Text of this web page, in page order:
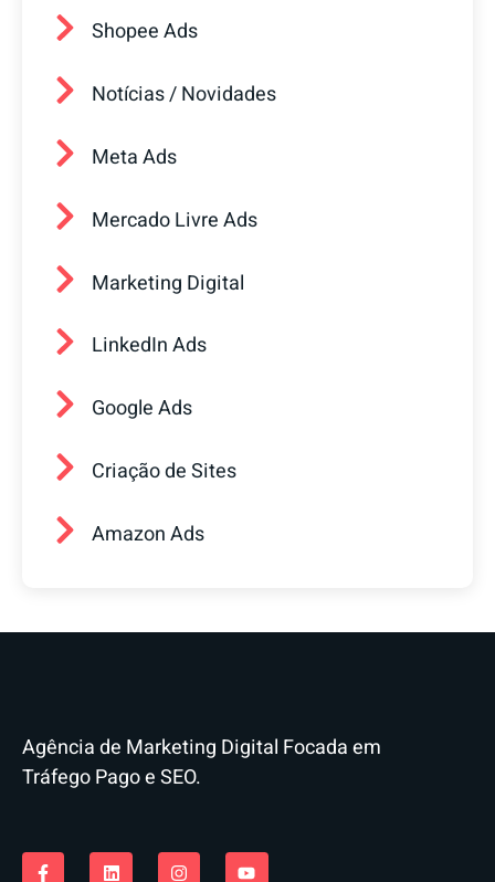
Shopee Ads
Notícias / Novidades
Meta Ads
Mercado Livre Ads
Marketing Digital
LinkedIn Ads
Google Ads
Criação de Sites
Amazon Ads
Agência de Marketing Digital Focada em
Tráfego Pago e SEO.